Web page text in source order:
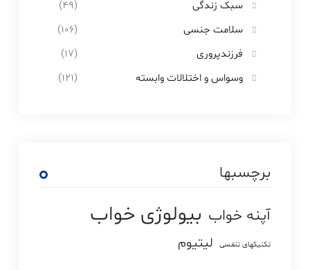
سبک زندگی
(49)
سلامت جنسی
(106)
فرزندپروری
(17)
وسواس و اختلالات وابسته
(121)
برچسبها
آپنه خواب بیولوژی خواب
تکنیکهای تنفسی لیتیوم